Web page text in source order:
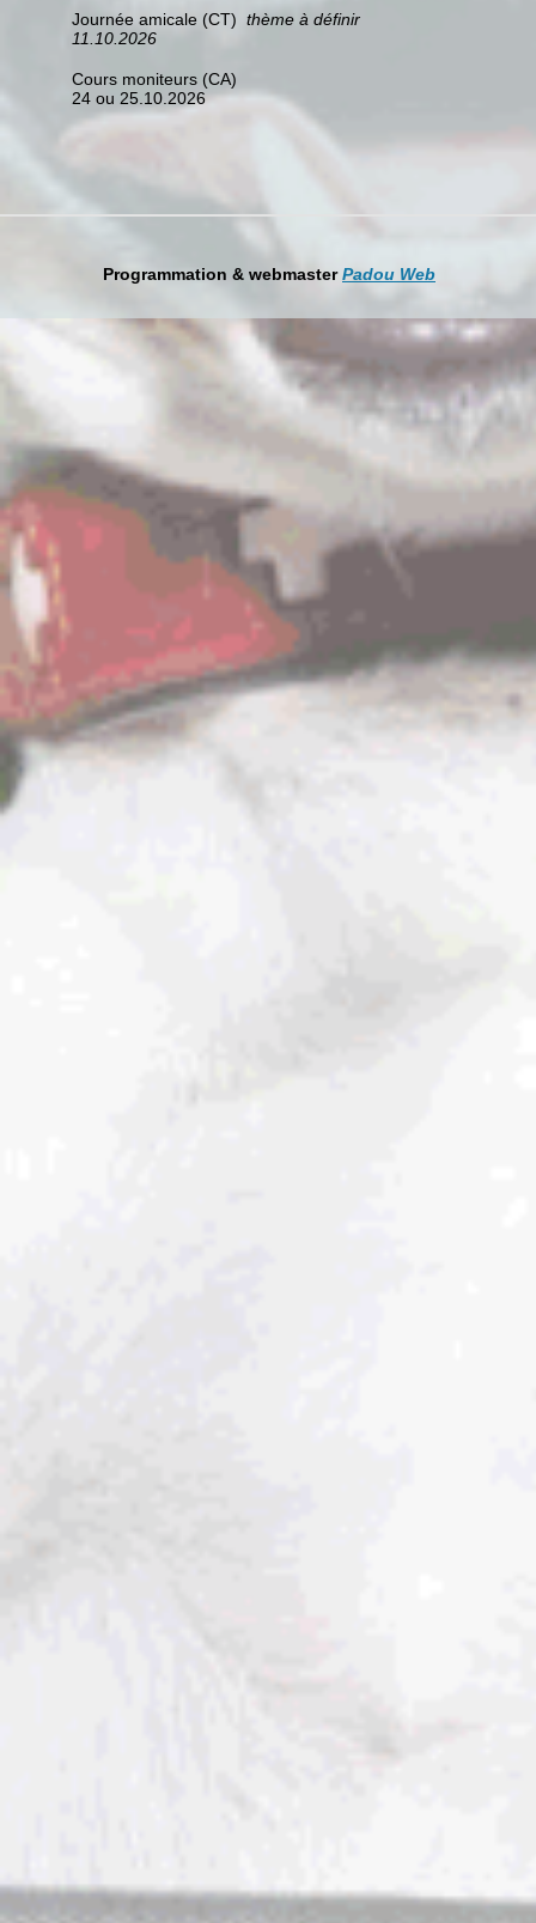
Journée amicale (CT) thème à définir
11.10.2026
Cours moniteurs (CA)
24 ou 25.10.2026
Programmation & webmasterPadou Web